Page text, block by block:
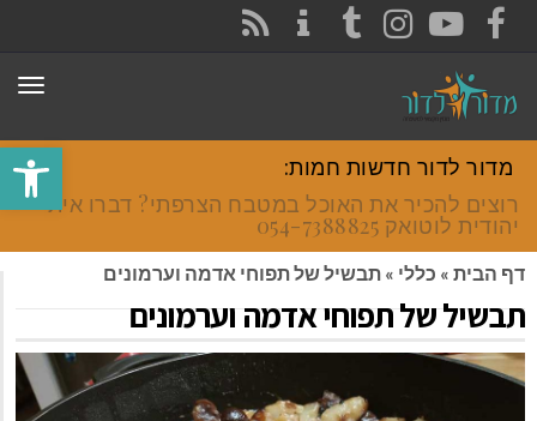
פתח
FACEBOOK
YOUTUBE
INSTAGRAM
TUMBLR
מדור לדור חדשות חמות:
רוצים להכיר את האוכל במטבח הצרפתי? דברו איתי
יהודית לוטואק 054-7388825.
דף הבית » כללי » תבשיל של תפוחי אדמה וערמונים
תבשיל של תפוחי אדמה וערמונים